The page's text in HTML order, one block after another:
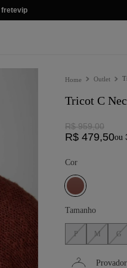
fretevip
Outlet
Tricot C
R$ 959,00
R$ 479,50ou
Cor
Tamanho
P M G